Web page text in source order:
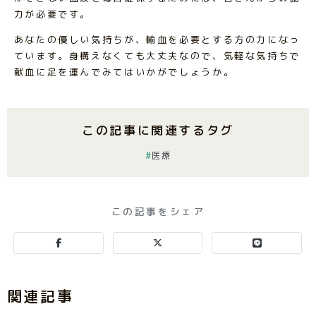
力が必要です。
あなたの優しい気持ちが、輸血を必要とする方の力になっ
ています。身構えなくても大丈夫なので、気軽な気持ちで
献血に足を運んでみてはいかがでしょうか。
この記事に関連するタグ
医療
この記事をシェア
関連記事